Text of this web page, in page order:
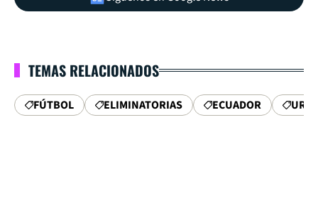
TEMAS RELACIONADOS
FÚTBOL ELIMINATORIAS ECUADOR